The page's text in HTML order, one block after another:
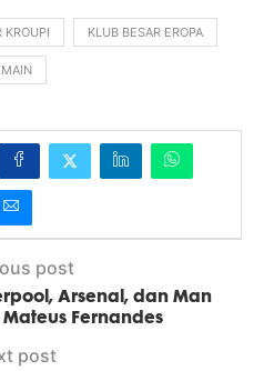
KROUPI KLUB BESAR EROPA
post
Arsenal, dan Man
Fernandes
post